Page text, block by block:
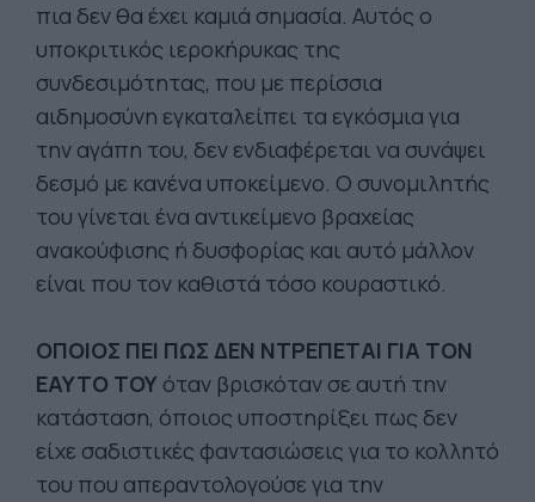
πια δεν θα έχει καμιά σημασία. Αυτός ο
υποκριτικός ιεροκήρυκας της
συνδεσιμότητας, που με περίσσια
αιδημοσύνη εγκαταλείπει τα εγκόσμια για
την αγάπη του, δεν ενδιαφέρεται να συνάψει
δεσμό με κανένα υποκείμενο. Ο συνομιλητής
του γίνεται ένα αντικείμενο βραχείας
ανακούφισης ή δυσφορίας και αυτό μάλλον
είναι που τον καθιστά τόσο κουραστικό.
ΟΠΟΙΟΣ ΠΕΙ ΠΩΣ ΔΕΝ ΝΤΡΕΠΕΤΑΙ ΓΙΑ ΤΟΝ
ΕΑΥΤΟ ΤΟΥ όταν βρισκόταν σε αυτή την
κατάσταση, όποιος υποστηρίξει πως δεν
είχε σαδιστικές φαντασιώσεις για το κολλητό
του που απεραντολογούσε για την